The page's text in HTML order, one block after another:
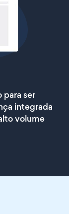
ser
integrada
volume